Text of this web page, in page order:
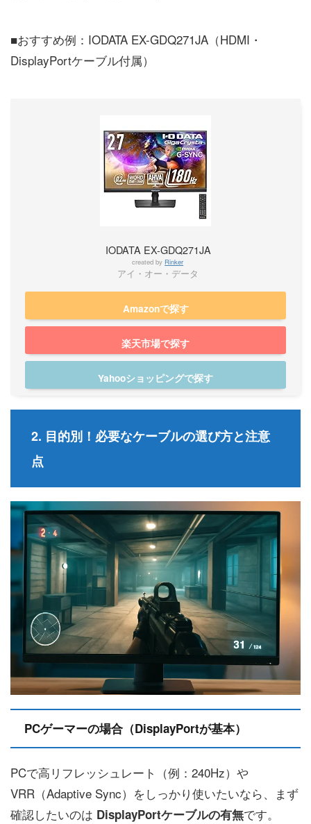
■おすすめ例：IODATA EX-GDQ271JA（HDMI・
DisplayPortケーブル付属）
IODATA EX-GDQ271JA
created by Rinker
アイ・オー・データ
Amazonで探す
楽天市場で探す
Yahooショッピングで探す
2. 目的別！必要なケーブルの選び方と注意
点
PCゲーマーの場合（DisplayPortが基本）
PCで高リフレッシュレート（例：240Hz）や
VRR（Adaptive Sync）をしっかり使いたいなら、まず
確認したいのは DisplayPortケーブルの有無です。